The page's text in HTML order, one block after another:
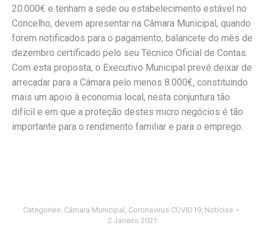
20.000€ e tenham a sede ou estabelecimento estável no
Concelho, devem apresentar na Câmara Municipal, quando
forem notificados para o pagamento, balancete do mês de
dezembro certificado pelo seu Técnico Oficial de Contas.
Com esta proposta, o Executivo Municipal prevê deixar de
arrecadar para a Câmara pelo menos 8.000€, constituindo
mais um apoio à economia local, nesta conjuntura tão
difícil e em que a proteção destes micro negócios é tão
importante para o rendimento familiar e para o emprego.
Categories: Câmara Municipal , Coronavirus COVID19, Notícias
2 Janeiro 2021